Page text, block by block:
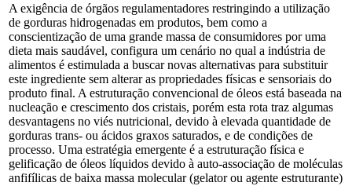
A exigência de órgãos regulamentadores restringindo a utilização
de gorduras hidrogenadas em produtos, bem como a
conscientização de uma grande massa de consumidores por uma
dieta mais saudável, configura um cenário no qual a indústria de
alimentos é estimulada a buscar novas alternativas para substituir
este ingrediente sem alterar as propriedades físicas e sensoriais do
produto final. A estruturação convencional de óleos está baseada na
nucleação e crescimento dos cristais, porém esta rota traz algumas
desvantagens no viés nutricional, devido à elevada quantidade de
gorduras trans- ou ácidos graxos saturados, e de condições de
processo. Uma estratégia emergente é a estruturação física e
gelificação de óleos líquidos devido à auto-associação de moléculas
anfifílicas de baixa massa molecular (gelator ou agente estruturante)